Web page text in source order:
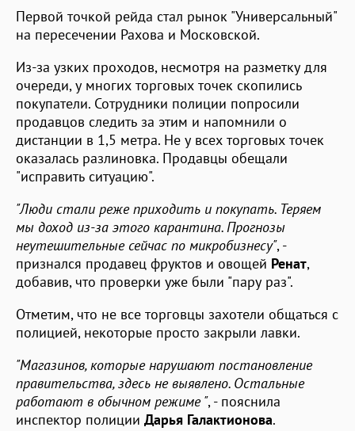
Первой точкой рейда стал рынок "Универсальный"
на пересечении Рахова и Московской.
Из-за узких проходов, несмотря на разметку для
очереди, у многих торговых точек скопились
покупатели. Сотрудники полиции попросили
продавцов следить за этим и напомнили о
дистанции в 1,5 метра. Не у всех торговых точек
оказалась разлиновка. Продавцы обещали
"исправить ситуацию".
"Люди стали реже приходить и покупать. Теряем
мы доход из-за этого карантина. Прогнозы
неутешительные сейчас по микробизнесу", -
признался продавец фруктов и овощей Ренат,
добавив, что проверки уже были "пару раз".
Отметим, что не все торговцы захотели общаться с
полицией, некоторые просто закрыли лавки.
"Магазинов, которые нарушают постановление
правительства, здесь не выявлено. Остальные
работают в обычном режиме ", - пояснила
инспектор полиции Дарья Галактионова.